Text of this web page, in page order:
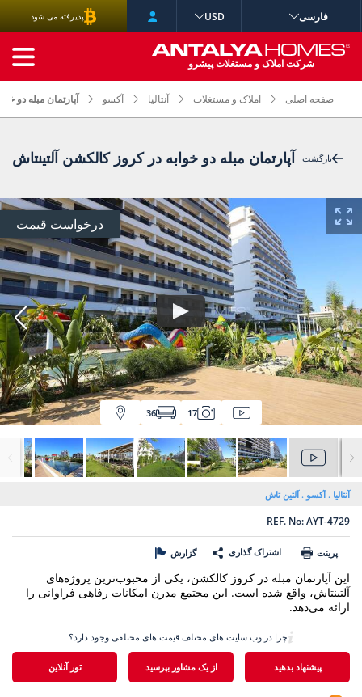
صفحه اصلی املاک و مستغلات آنتالیا آکسو آپارتمان مبله دو
بازگشت آپارتمان مبله دو خوابه در کروز کالکشن آلتینتاش
درخواست قیمت
17
36
آنتالیا آکسو آلتین تاش
REF. No: AYT-4729
پرینت اشتراک گذاری گزارش
این آپارتمان مبله در کروز کالکشن، یکی از محبوب‌ترین پروژه‌های
آلتینتاش، واقع شده است. این مجتمع مدرن امکانات رفاهی فراوانی را
ارائه می‌دهد.
پیشنهاد بدهید از یک مشاور بپرسید تور آنلاین
چرا در وب سایت های مختلف قیمت های مختلفی وجود دارد؟
فارسی USD پذیرفته می شود
شرکت املاک و مستغلات پیشرو
جستجوی پیشرفته